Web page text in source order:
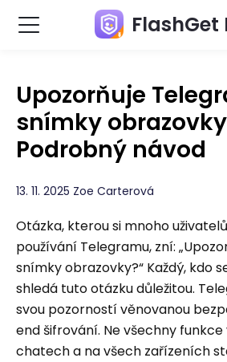
FlashGet
Upozorňuje
snímky
Podrobný návod
13. 11. 2025 Zoe Carterová
Otázka, kterou si mnoho
používání Telegramu, zní:
snímky obrazovky?“ Každý, kdo
shledá tuto otázku důležitou.
svou pozorností věnovanou
end šifrování. Ne všechny funkce
chatech a na všech zařízeních